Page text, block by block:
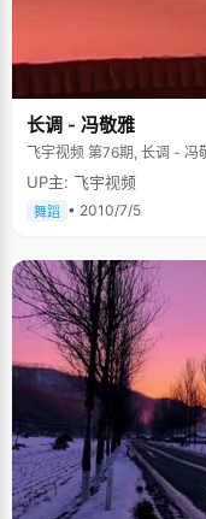
笑话：一次开班会，玩快
一斤棉花哪个重？"他一下
出"一斤铁重！"顿时，教室
时常被大家提起。 爱看《史记》，爱玩篮球 高鹏是理科生，说话一板一眼，
养不无关系。 高鹏的爸爸是语文老师，平时非常关注文学类的东西，家里书
柜里放满了各种文学书籍，
就是《史记》，很小的时
遍，每次看都会有新的体会
让人平心静息，更容易专注的做事情。 高鹏是个天生
们都沉迷网络游戏的时候
最传神的意象。稍做休息
的就答应了，拿起桌上的纸
虽少，轮廓和表情真是挺像
逼真吧"。高鹏忙不好意思
画，可以让心情平静，放松神经。 除了看书画画，高鹏课余时
的就是打篮球了，曾是篮
鹏说，自己的偶像是姚明
出国门走向世界的运动员领头羊
活的时候，高鹏显得很雀
新的生活，新的校园，以
清华，就像水滴入海，完
活呢"，或许，在高鹏心中
长调 - 冯敬雅
飞宇视频 第76期, 长调 - 冯
UP主: 飞宇视频
舞蹈 • 2010/7/5